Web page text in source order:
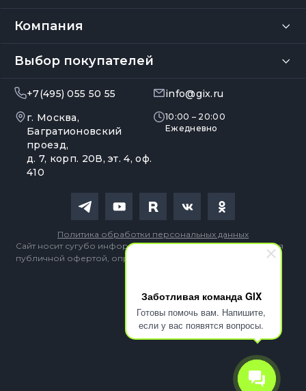
Заботливая команда GIX
Готовы помочь вам. Напишите,
если у вас появятся вопросы.
Компания
Выбор покупателей
+7(495) 055 50 55
info@gix.ru
г. Москва,
Багратионовский
проезд,
д. 7, корп. 20В, эт. 4, оф.
410
10:00 – 20:00
Ежедневно
Сайт носит сугубо информационный характер и не является
публичной офертой, определяемой Статьей 437 (2) ГК РФ
Политика обработки персональных данных